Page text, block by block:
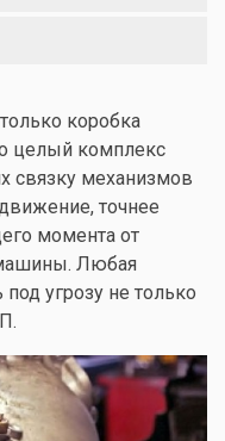
коробка
целый комплекс
связку механизмов
точнее
момента от
Любая
угрозу не только